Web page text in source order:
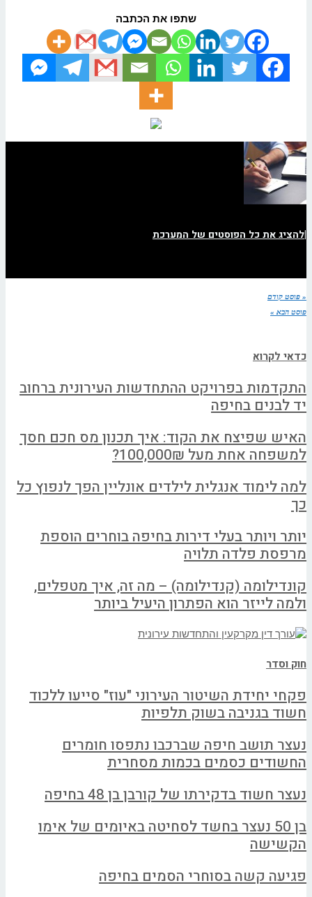
שתפו את הכתבה
|להציג את כל הפוסטים של המערכת
« פוסט קודם
פוסט הבא »
כדאי לקרוא
התקדמות בפרויקט ההתחדשות העירונית ברחוב
יד לבנים בחיפה
האיש שפיצח את הקוד: איך תכנון מס חכם חסך
למשפחה אחת מעל 100,000₪?
למה לימוד אנגלית לילדים אונליין הפך לנפוץ כל
כך
יותר ויותר בעלי דירות בחיפה בוחרים הוספת
מרפסת פלדה תלויה
קונדילומה (קנדילומה) – מה זה, איך מטפלים,
ולמה לייזר הוא הפתרון היעיל ביותר
חוק וסדר
פקחי יחידת השיטור העירוני "עוז" סייעו ללכוד
חשוד בגניבה בשוק תלפיות
נעצר תושב חיפה שברכבו נתפסו חומרים
החשודים כסמים בכמות מסחרית
נעצר חשוד בדקירתו של קורבן בן 48 בחיפה
בן 50 נעצר בחשד לסחיטה באיומים של אימו
הקשישה
פגיעה קשה בסוחרי הסמים בחיפה